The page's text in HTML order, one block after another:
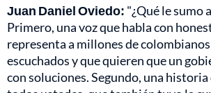
Juan Daniel Oviedo: "¿Qué le sumo
Primero, una voz que habla con
representa a millones de
escuchados y que quieren que un
con soluciones. Segundo, una